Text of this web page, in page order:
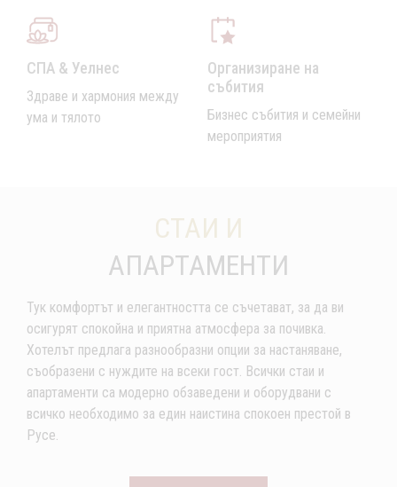
СПА & Уелнес
Здраве и хармония между
ума и тялото
Организиране на
събития
Бизнес събития и семейни
мероприятия
СТАИ И
АПАРТАМЕНТИ
Тук комфортът и елегантността се съчетават, за да ви
осигурят спокойна и приятна атмосфера за почивка.
Хотелът предлага разнообразни опции за настаняване,
съобразени с нуждите на всеки гост. Всички стаи и
апартаменти са модерно обзаведени и оборудвани с
всичко необходимо за един наистина спокоен престой в
Русе.